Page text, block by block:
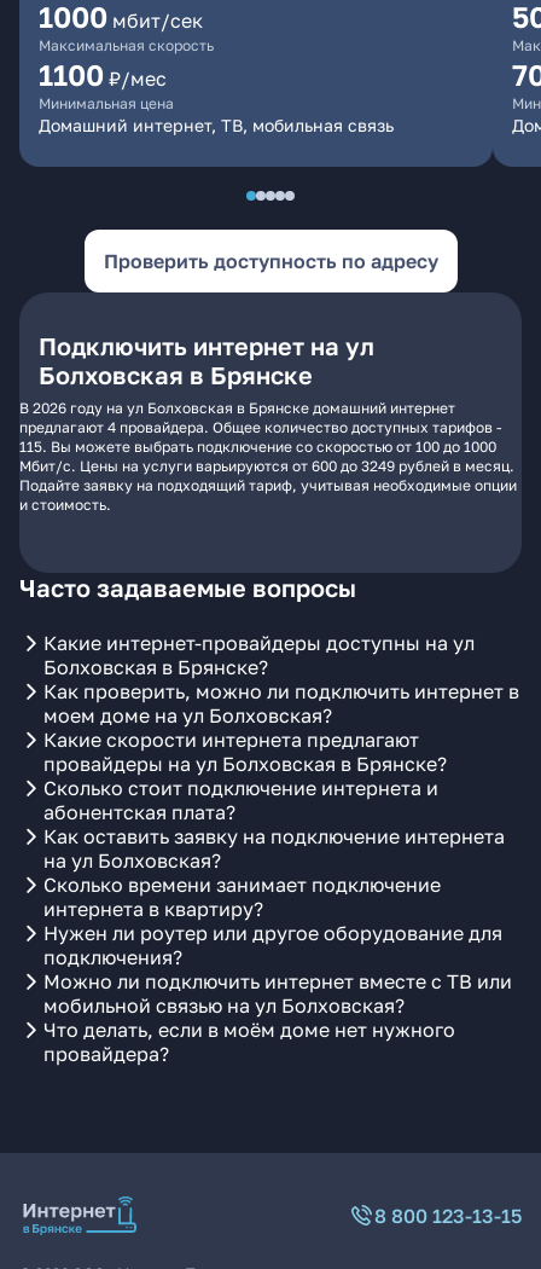
1000 мбит/сек
Максимальная скорость
1100 ₽/мес
Минимальная цена
Домашний интернет, ТВ, мобильная связь
Проверить доступность по адресу
Подключить интернет на ул
Болховская в Брянске
В 2026 году на ул Болховская в Брянске домашний интернет
предлагают 4 провайдера. Общее количество доступных тарифов -
115. Вы можете выбрать подключение со скоростью от 100 до 1000
Мбит/с. Цены на услуги варьируются от 600 до 3249 рублей в месяц.
Подайте заявку на подходящий тариф, учитывая необходимые опции
и стоимость.
Часто задаваемые вопросы
Какие интернет-провайдеры доступны на ул
Болховская в Брянске?
Как проверить, можно ли подключить интернет в
моем доме на ул Болховская?
Какие скорости интернета предлагают
провайдеры на ул Болховская в Брянске?
Сколько стоит подключение интернета и
абонентская плата?
Как оставить заявку на подключение интернета
на ул Болховская?
Сколько времени занимает подключение
интернета в квартиру?
Нужен ли роутер или другое оборудование для
подключения?
Можно ли подключить интернет вместе с ТВ или
мобильной связью на ул Болховская?
Что делать, если в моём доме нет нужного
провайдера?
8 800 123-13-15